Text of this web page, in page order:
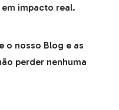
impacto real.
o nosso Blog e as
perder nenhuma